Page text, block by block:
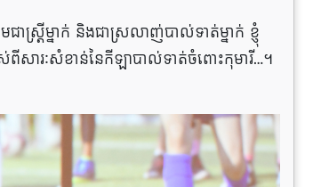
ស្រ្តីម្នាក់ និងជាស្រលាញ់បាល់ទាត់ម្នាក់ ខ្ញុំ
ពីសារៈសំខាន់នៃកីឡាបាល់ទាត់ចំពោះកុមារី…។